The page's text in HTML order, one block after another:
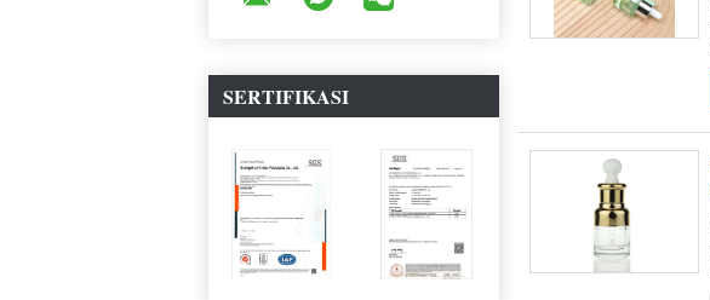
SERTIFIKASI